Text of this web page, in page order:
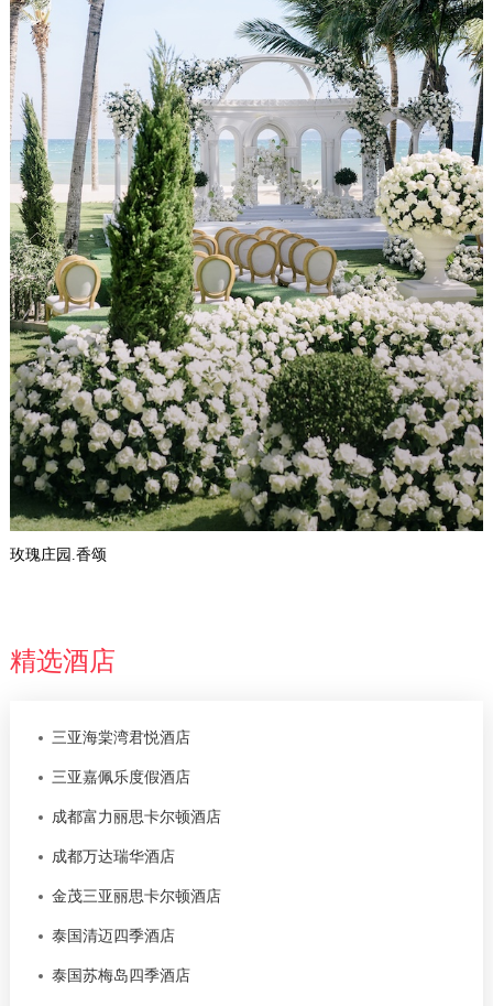
玫瑰庄园.香颂
精选酒店
三亚海棠湾君悦酒店
三亚嘉佩乐度假酒店
成都富力丽思卡尔顿酒店
成都万达瑞华酒店
金茂三亚丽思卡尔顿酒店
泰国清迈四季酒店
泰国苏梅岛四季酒店